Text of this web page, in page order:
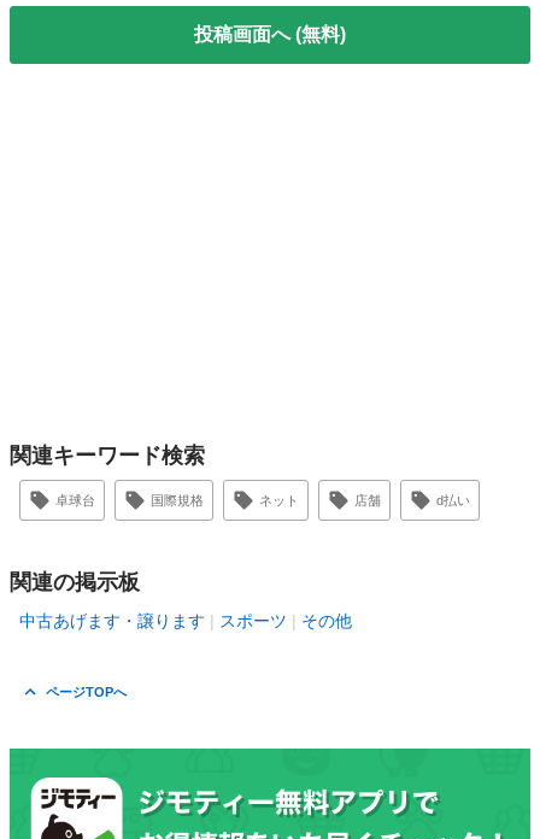
投稿画面へ (無料)
関連キーワード検索
卓球台 国際規格 ネット 店舗 d払い
関連の掲示板
中古あげます・譲ります スポーツ その他
ページTOPへ